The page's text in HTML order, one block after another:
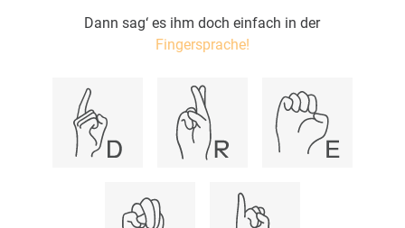
Dann sag‘ es ihm doch einfach in der
Fingersprache!